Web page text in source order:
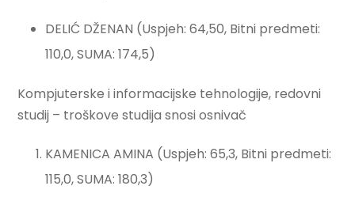
DELIĆ DŽENAN (Uspjeh: 64,50, Bitni predmeti:
110,0, SUMA: 174,5)
Kompjuterske i informacijske tehnologije, redovni
studij – troškove studija snosi osnivač
KAMENICA AMINA (Uspjeh: 65,3, Bitni predmeti:
115,0, SUMA: 180,3)